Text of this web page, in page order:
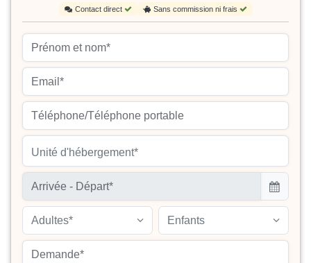
Contact direct Sans commission ni frais
Unité d'hébergement*
Adultes* Enfants